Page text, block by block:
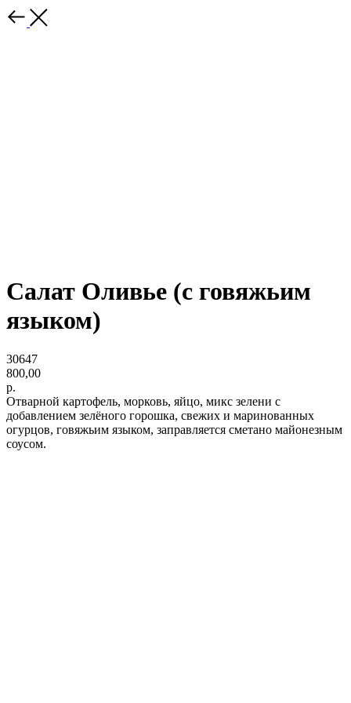
Салат Оливье (с говяжьим
языком)
30647
800,00
р.
Отварной картофель, морковь, яйцо, микс зелени с
добавлением зелёного горошка, свежих и маринованных
огурцов, говяжьим языком, заправляется сметано майонезным
соусом.